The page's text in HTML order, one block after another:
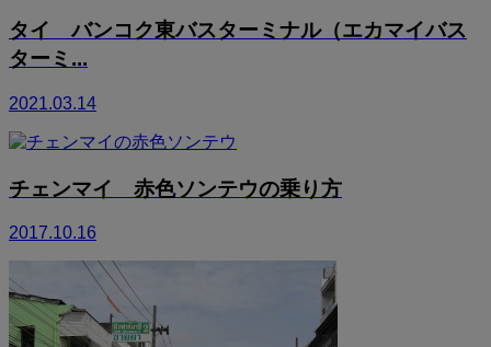
タイ バンコク東バスターミナル（エカマイバス
ターミ...
2021.03.14
チェンマイ 赤色ソンテウの乗り方
2017.10.16